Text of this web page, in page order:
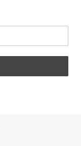
미는 일반적인
지 주소, 대표자의
인정보관리책임자
기 화면에
통신망 이용촉진
』 등 관련 법령을
, 이메일, 휴대폰
번호, 직무선택
자)
록 등),
유기기 식별값,